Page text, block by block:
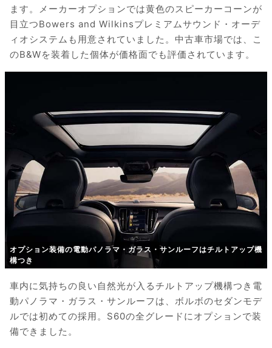
ます。メーカーオプションでは黄色のスピーカーコーンが
目立つBowers and Wilkinsプレミアムサウンド・オーデ
ィオシステムも用意されていました。中古車市場では、こ
のB&Wを装着した個体が価格面でも評価されています。
オプション装備の電動パノラマ・ガラス・サンルーフはチルトアップ機
構つき
車内に気持ちの良い自然光が入るチルトアップ機構つき電
動パノラマ・ガラス・サンルーフは、ボルボのセダンモデ
ルでは初めての採用。S60の全グレードにオプションで装
備できました。